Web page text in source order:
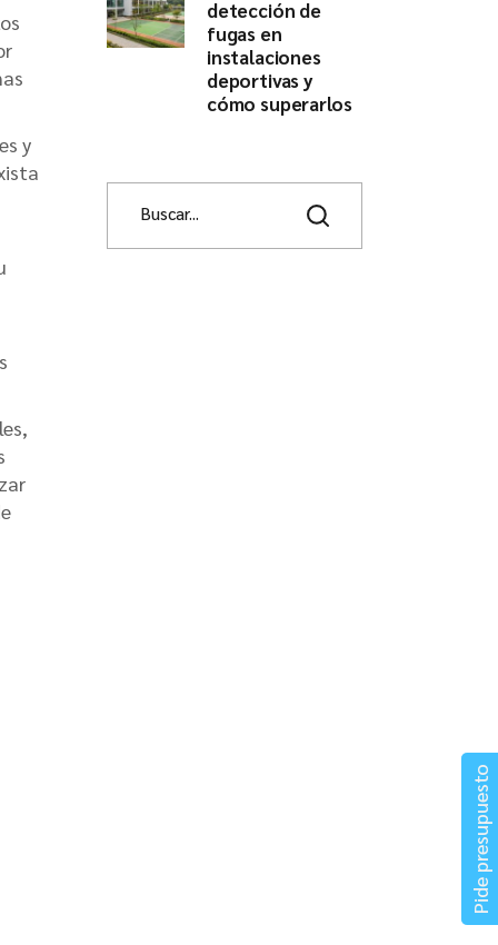
y
detección de
fugas en
instalaciones
deportivas y
cómo superarlos
Pide presupuesto